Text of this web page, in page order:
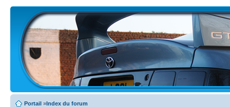
Portail »Index du forum